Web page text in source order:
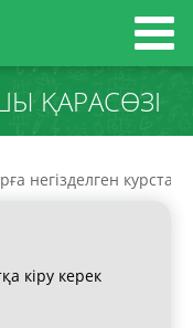
ҚАРАСӨЗІ
негізделген курстар
кіру керек